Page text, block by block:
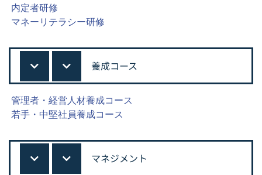
内定者研修
マネーリテラシー研修
養成コース
管理者・経営人材養成コース
若手・中堅社員養成コース
マネジメント